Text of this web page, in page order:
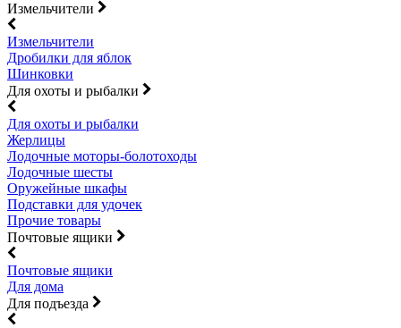
Измельчители
Измельчители
Дробилки для яблок
Шинковки
Для охоты и рыбалки
Для охоты и рыбалки
Жерлицы
Лодочные моторы-болотоходы
Лодочные шесты
Оружейные шкафы
Подставки для удочек
Прочие товары
Почтовые ящики
Почтовые ящики
Для дома
Для подъезда